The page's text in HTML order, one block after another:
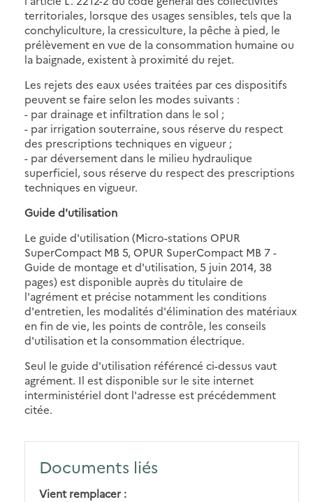
territoriales, lorsque des usages sensibles, tels que la
conchyliculture, la cressiculture, la pêche à pied, le
prélèvement en vue de la consommation humaine ou
la baignade, existent à proximité du rejet.
Les rejets des eaux usées traitées par ces dispositifs
peuvent se faire selon les modes suivants :
- par drainage et infiltration dans le sol ;
- par irrigation souterraine, sous réserve du respect
des prescriptions techniques en vigueur ;
- par déversement dans le milieu hydraulique
superficiel, sous réserve du respect des prescriptions
techniques en vigueur.
Guide d'utilisation
Le guide d'utilisation (Micro-stations OPUR
SuperCompact MB 5, OPUR SuperCompact MB 7 -
Guide de montage et d'utilisation, 5 juin 2014, 38
pages) est disponible auprès du titulaire de
l'agrément et précise notamment les conditions
d'entretien, les modalités d'élimination des matériaux
en fin de vie, les points de contrôle, les conseils
d'utilisation et la consommation électrique.
Seul le guide d'utilisation référencé ci-dessus vaut
agrément. Il est disponible sur le site internet
interministériel dont l'adresse est précédemment
citée.
Documents liés
Vient remplacer